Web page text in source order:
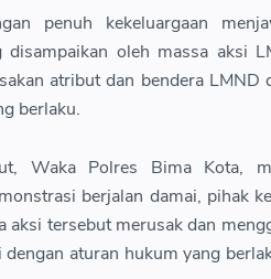
penuh kekeluargaan
oleh massa aksi
atribut dan bendera LMND
berlaku.
Waka Polres Bima Kota,
berjalan damai, pihak
aksi tersebut merusak dan
aturan hukum yang